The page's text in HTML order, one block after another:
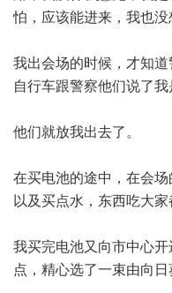
怕，应该能进来，我也没
我出会场的时候，才知
自行车跟警察他们说了我
他们就放我出去了。
在买电池的途中，在会
以及买点水，东西吃大家
我买完电池又向市中心
点，精心选了一束由向日